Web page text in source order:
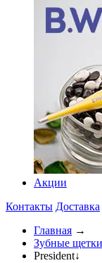
Акции
Контакты Доставка
Главная →
Зубные
President↓